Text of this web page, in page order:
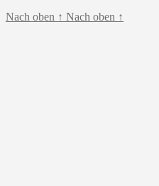
Nach oben ↑ Nach oben ↑